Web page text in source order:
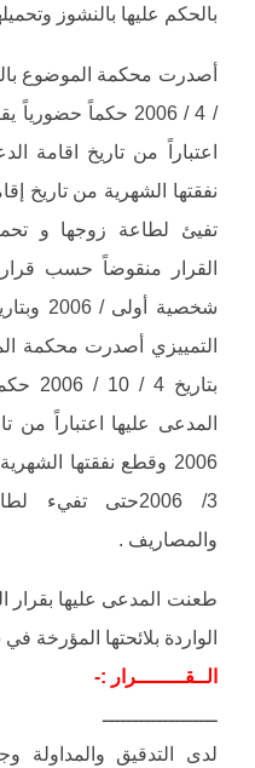
بالحكم عليها بالنشوز
/ 4 / 2006 حكماً
تفيئ لطاعة زوجها و
3/ 2006حتى
والمصاريف .
طعنت المدعى عليها بقرار
الواردة بلائحتها المؤرخة في 2006/10/5م .
الــقــــــــرار :-
ـــــــــــــــــــ
لدى التدقيق والمداولة